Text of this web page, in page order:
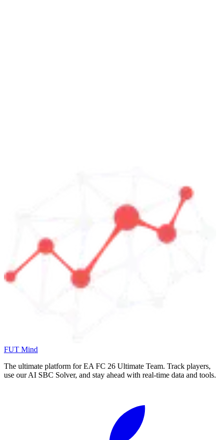
FUT Mind
The ultimate platform for EA FC 26 Ultimate Team. Track players,
use our AI SBC Solver, and stay ahead with real-time data and tools.